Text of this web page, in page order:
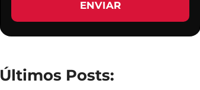
ENVIAR
Últimos Posts: